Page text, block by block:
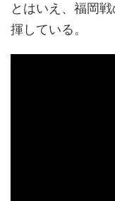
とはいえ、福岡
揮している。